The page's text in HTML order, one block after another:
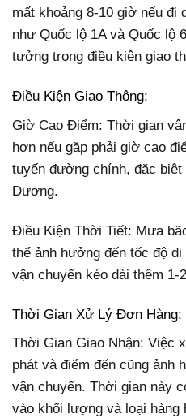
mất khoảng 8-10 giờ nếu đi
như Quốc lộ 1A và Quốc lộ
tưởng trong điều kiện giao
Điều Kiện Giao Thông:
Giờ Cao Điểm: Thời gian
hơn nếu gặp phải giờ cao
tuyến đường chính, đặc
Dương.
Điều Kiện Thời Tiết: Mưa
thể ảnh hưởng đến tốc độ
vận chuyển kéo dài thêm 1-
Thời Gian Xử Lý Đơn Hàng:
Thời Gian Giao Nhận: Việc
phát và điểm đến cũng ảnh
vận chuyển. Thời gian này
vào khối lượng và loại hàng